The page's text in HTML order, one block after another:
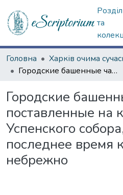
та
Головна Харків очима
Городские башенные часы, поставленные на колокольне Успенского собора, содержатся в последнее время крайне небрежно
Городские
поставленные на
Успенского
последнее время
небрежно